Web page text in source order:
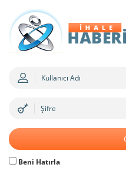
Beni Hatırla